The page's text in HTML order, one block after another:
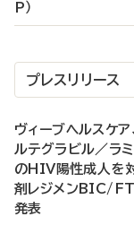
P）
プレスリリース
ヴィーブヘルスケア
ルテグラビル／ラ
のHIV陽性成人を
剤レジメンBIC/
発表